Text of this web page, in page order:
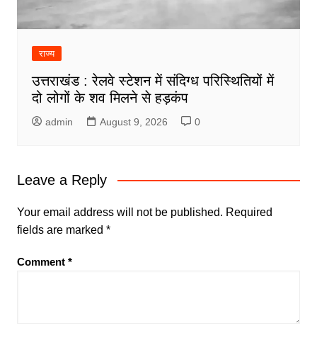
राज्य
उत्तराखंड : रेलवे स्टेशन में संदिग्ध परिस्थितियों में
दो लोगों के शव मिलने से हड़कंप
admin August 9, 2026 0
Leave a Reply
Your email address will not be published. Required
fields are marked *
Comment *